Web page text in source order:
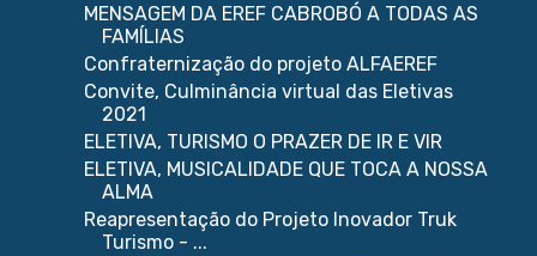
MENSAGEM DA EREF CABROBÓ A TODAS AS
FAMÍLIAS
Confraternização do projeto ALFAEREF
Convite, Culminância virtual das Eletivas
2021
ELETIVA, TURISMO O PRAZER DE IR E VIR
ELETIVA, MUSICALIDADE QUE TOCA A NOSSA
ALMA
Reapresentação do Projeto Inovador Truk
Turismo - ...